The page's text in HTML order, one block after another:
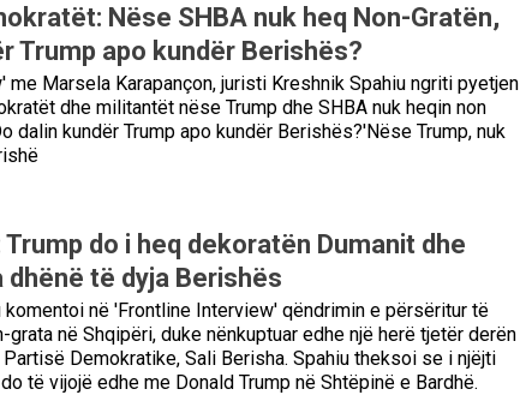
Nëse SHBA nuk heq Non-Gratën,
Trump apo kundër Berishës?
me Marsela Karapançon, juristi Kreshnik Spahiu ngriti pyetjen
dhe militantët nëse Trump dhe SHBA nuk heqin non
dalin kundër Trump apo kundër Berishës?'Nëse Trump, nuk
do i heq dekoratën Dumanit dhe
dhënë të dyja Berishës
në 'Frontline Interview' qëndrimin e përsëritur të
grata në Shqipëri, duke nënkuptuar edhe një herë tjetër derën
Demokratike, Sali Berisha. Spahiu theksoi se i njëjti
të vijojë edhe me Donald Trump në Shtëpinë e Bardhë.